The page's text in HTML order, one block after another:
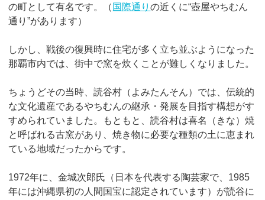
の町として有名です。（ 国際通りの近くに“壺屋やちむん
通り”があります）
しかし、戦後の復興時に住宅が多く立ち並ぶようになった
那覇市内では、街中で窯を炊くことが難しくなりました。
ちょうどその当時、読谷村（よみたんそん）では、伝統的
な文化遺産であるやちむんの継承・発展を目指す構想がす
すめられていました。もともと、読谷村は喜名（きな）焼
と呼ばれる古窯があり、焼き物に必要な種類の土に恵まれ
ている地域だったからです。
1972年に、金城次郎氏（日本を代表する陶芸家で、1985
年には沖縄県初の人間国宝に認定されています）が読谷に